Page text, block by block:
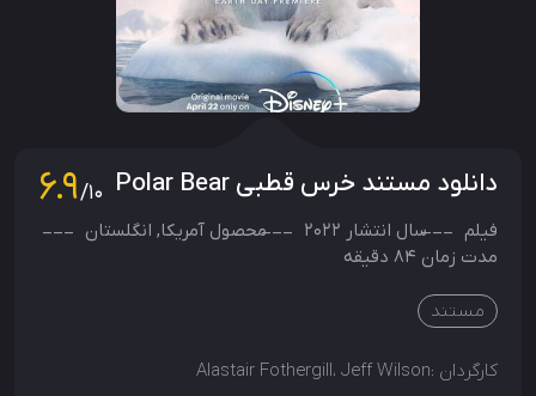
دانلود مستند خرس قطبی Polar Bear 6.9/10
فیلم سال انتشار 2022 محصول آمریکا, انگلستان
مدت زمان 84 دقیقه
مستند
کارگردان :Alastair Fothergill، Jeff Wilson